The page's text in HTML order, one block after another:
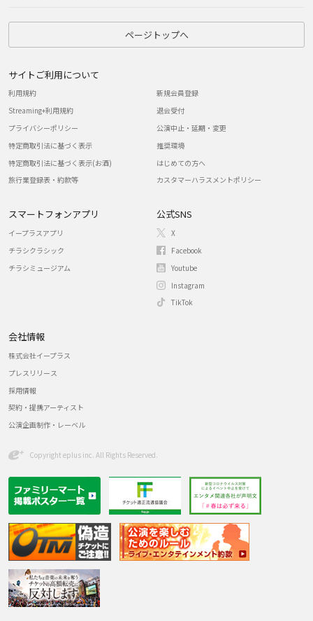
ページトップへ
サイトご利用について
利用規約
Streaming+利用規約
プライバシーポリシー
特定商取引法に基づく表示
特定商取引法に基づく表示(お酒)
旅行業登録表・約款等
新規会員登録
退会受付
公演中止・延期・変更
推奨環境
はじめての方へ
カスタマーハラスメントポリシー
スマートフォンアプリ
イープラスアプリ
チラシクラシック
チラシミュージアム
公式SNS
X
Facebook
Youtube
Instagram
TikTok
会社情報
株式会社イープラス
プレスリリース
採用情報
契約・提携アーティスト
公演企画制作・レーベル
Copyright eplus inc. All Rights Reserved.